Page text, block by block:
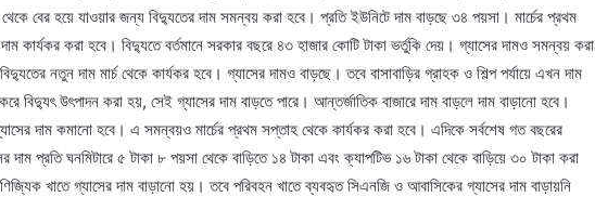
থেকে বের হয়ে যাওয়ার জন্য বিদ্যুতের দাম সমন্বয় করা হবে। প্রতি ইউনিটে দাম বাড়ছে ৩৪ পয়সা। মার্চের প্রথম
কার্যকর করা হবে। বিদ্যুতে বর্তমানে সরকার বছরে ৪৩ হাজার কোটি টাকা ভর্তুকি দেয়। গ্যাসের দামও সমন্বয় করা
নতুন দাম মার্চ থেকে কার্যকর হবে। গ্যাসের দামও বাড়ছে। তবে বাসাবাড়ির গ্রাহক ও শিল্প পর্যায়ে এখন দাম
বিদ্যুৎ উৎপাদন করা হয়, সেই গ্যাসের দাম বাড়তে পারে। আন্তর্জাতিক বাজারে দাম বাড়লে দাম বাড়ানো হবে।
দাম কমানো হবে। এ সমন্বয়ও মার্চের প্রথম সপ্তাহ থেকে কার্যকর করা হবে। এদিকে সর্বশেষ গত বছরের
দাম প্রতি ঘনমিটারে ৫ টাকা ৮ পয়সা থেকে বাড়িতে ১৪ টাকা এবং ক্যাপটিভ ১৬ টাকা থেকে বাড়িয়ে ৩০ টাকা করা
খাতে গ্যাসের দাম বাড়ানো হয়। তবে পরিবহন খাতে ব্যবহৃত সিএনজি ও আবাসিকের গ্যাসের দাম বাড়ায়নি